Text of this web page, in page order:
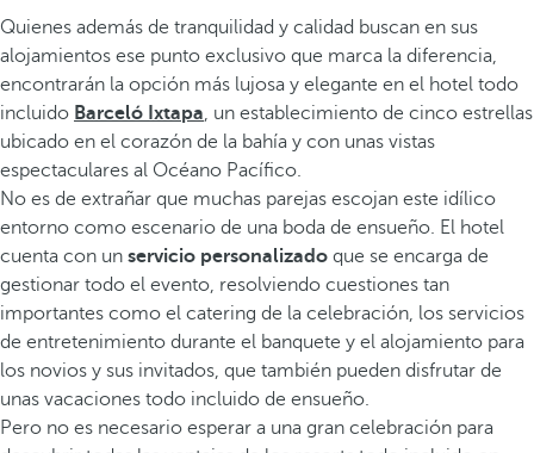
Quienes además de tranquilidad y calidad buscan en sus
alojamientos ese punto exclusivo que marca la diferencia,
encontrarán la opción más lujosa y elegante en el hotel todo
incluido Barceló Ixtapa, un establecimiento de cinco estrellas
ubicado en el corazón de la bahía y con unas vistas
espectaculares al Océano Pacífico.
No es de extrañar que muchas parejas escojan este idílico
entorno como escenario de una boda de ensueño. El hotel
cuenta con un servicio personalizado que se encarga de
gestionar todo el evento, resolviendo cuestiones tan
importantes como el catering de la celebración, los servicios
de entretenimiento durante el banquete y el alojamiento para
los novios y sus invitados, que también pueden disfrutar de
unas vacaciones todo incluido de ensueño.
Pero no es necesario esperar a una gran celebración para